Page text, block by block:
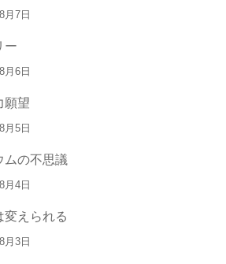
月7日
ー
月6日
願望
月5日
ムの不思議
月4日
変えられる
月3日